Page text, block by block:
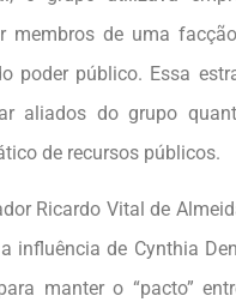
membros de uma
poder público. Essa
aliados do grupo
de recursos públicos.
Ricardo Vital de
influência de Cynthia
manter o “pacto”